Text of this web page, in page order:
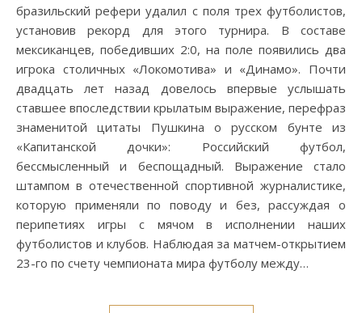
бразильский рефери удалил с поля трех футболистов,
установив рекорд для этого турнира. В составе
мексиканцев, победивших 2:0, на поле появились два
игрока столичных «Локомотива» и «Динамо». Почти
двадцать лет назад довелось впервые услышать
ставшее впоследствии крылатым выражение, перефраз
знаменитой цитаты Пушкина о русском бунте из
«Капитанской дочки»: Российский футбол,
бессмысленный и беспощадный. Выражение стало
штампом в отечественной спортивной журналистике,
которую применяли по поводу и без, рассуждая о
перипетиях игры с мячом в исполнении наших
футболистов и клубов. Наблюдая за матчем-открытием
23-го по счету чемпионата мира футболу между…